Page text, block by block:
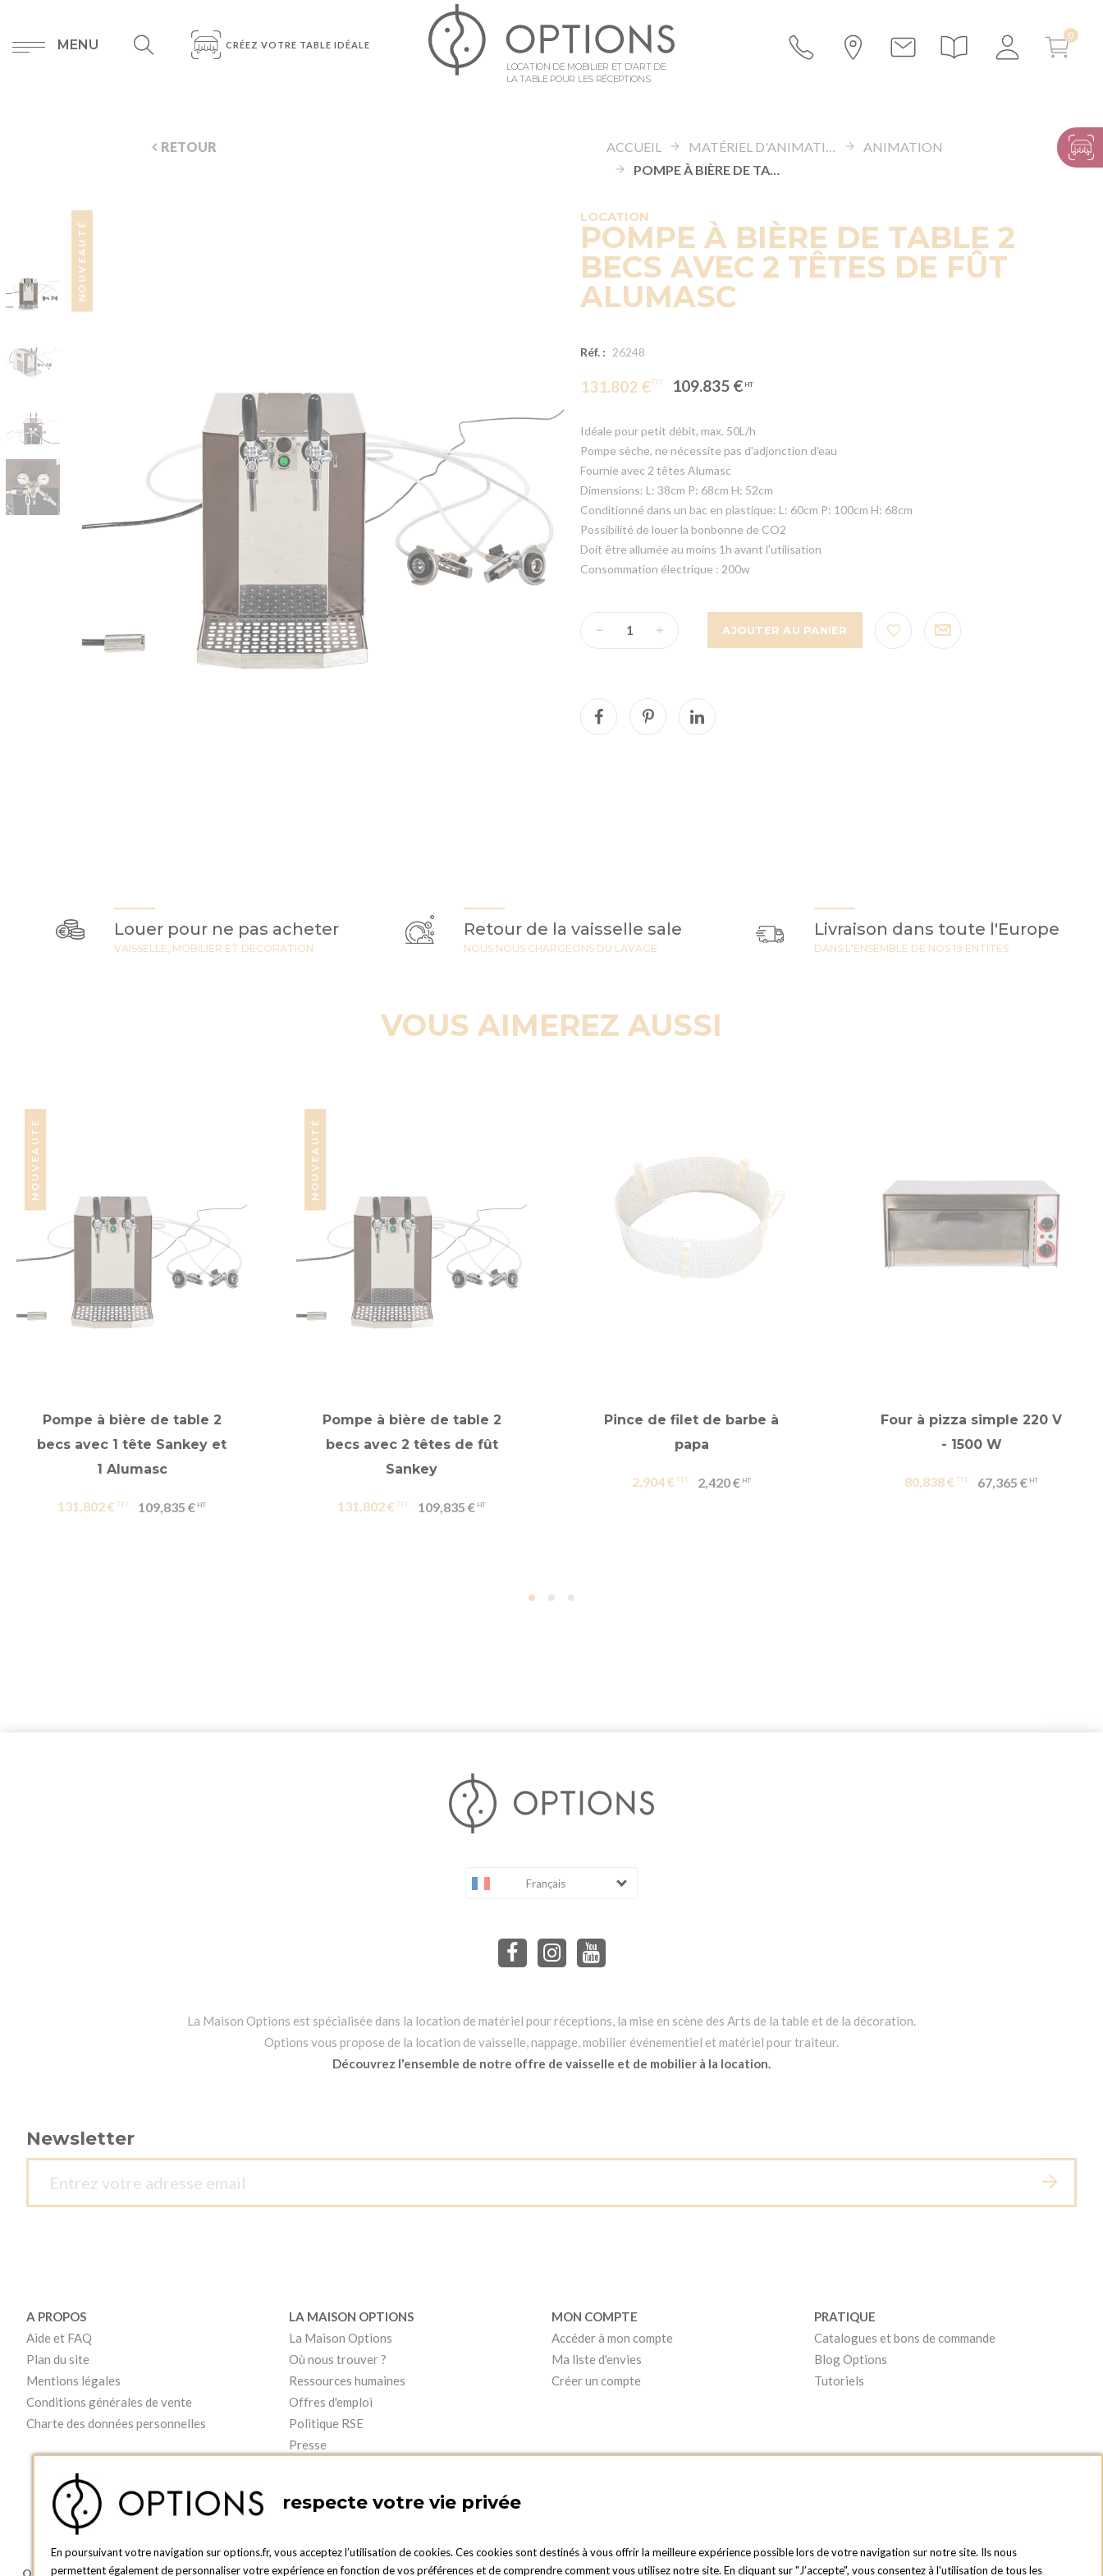
MENU CRÉEZ VOTRE TABLE IDÉALE
LOCATION DE MOBILIER ET D’ART DE
LA TABLE POUR LES RÉCEPTIONS
RETOUR ACCUEIL MATÉRIEL D'ANIMATION
ANIMATION
POMPE À BIÈRE DE TABLE 2 BECS AVEC 2 TÊTES DE FÛT ALUMASC
LOCATION
POMPE À BIÈRE DE TABLE 2
BECS AVEC 2 TÊTES DE FÛT
ALUMASC
Réf. : 26248
131.802 € 109.835 €
Idéale pour petit débit, max. 50L/h
Pompe sèche, ne nécessite pas d'adjonction d'eau
Fournie avec 2 têtes Alumasc
Dimensions: L: 38cm P: 68cm H: 52cm
Conditionné dans un bac en plastique: L: 60cm P: 100cm H: 68cm
Possibilité de louer la bonbonne de CO2
Doit être allumée au moins 1h avant l'utilisation
Consommation électrique : 200w
AJOUTER AU PANIER
NOUVEAUTÉ
Louer pour ne pas acheter
VAISSELLE, MOBILIER ET DECORATION
Retour de la vaisselle sale
NOUS NOUS CHARGEONS DU LAVAGE
Livraison dans toute l'Europe
DANS L'ENSEMBLE DE NOS 19 ENTITES
VOUS AIMEREZ AUSSI
NOUVEAUTÉ
Pompe à bière de table 2
becs avec 1 tête Sankey et
1 Alumasc
131,802 € 109,835 €
NOUVEAUTÉ
Pompe à bière de table 2
becs avec 2 têtes de fût
Sankey
131,802 € 109,835 €
Pince de filet de barbe à
papa
2,904 € 2,420 €
Four à pizza simple 220 V
- 1500 W
80,838 € 67,365 €
Français
La Maison Options est spécialisée dans la location de matériel pour réceptions, la mise en scène des Arts de la table et de la décoration.
Options vous propose de la location de vaisselle, nappage, mobilier événementiel et matériel pour traiteur.
Découvrez l'ensemble de notre offre de vaisselle et de mobilier à la location.
Newsletter
A PROPOS
Aide et FAQ
Plan du site
Mentions légales
Conditions générales de vente
Charte des données personnelles
LA MAISON OPTIONS
La Maison Options
Où nous trouver ?
Ressources humaines
Offres d'emploi
Politique RSE
Presse
MON COMPTE
Accéder à mon compte
Ma liste d'envies
Créer un compte
PRATIQUE
Catalogues et bons de commande
Blog Options
Tutoriels
OPTIONS LUXEMBOURG BOUTIQUE OPTIONS LUXEMBOURG
respecte votre vie privée
En poursuivant votre navigation sur options.fr, vous acceptez l’utilisation de cookies. Ces cookies sont destinés à vous offrir la meilleure expérience possible lors de votre navigation sur notre site. Ils nous
permettent également de personnaliser votre expérience en fonction de vos préférences et de comprendre comment vous utilisez notre site. En cliquant sur "J’accepte", vous consentez à l'utilisation de tous les